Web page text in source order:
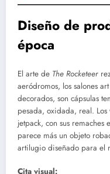
Diseño de
época
El arte de The Rocketeer
aeródromos, los salones
decorados, son cápsulas
pesada, oxidada, real.
jetpack, con sus remaches
parece más un objeto
artilugio diseñado para el
Cita visual: